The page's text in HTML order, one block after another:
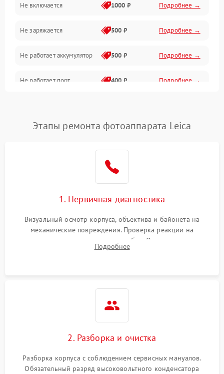
Проблемы с картами памяти
Объективы
Программные сбои
Коммуникации и интерфейсы
Не включается 1000 ₽ Подробнее →
Не заряжается 500 ₽ Подробнее →
Не работает аккумулятор 500 ₽ Подробнее →
Не работает порт 400 ₽ Подробнее →
Этапы ремонта фотоаппарата Leica
1. Первичная диагностика
Визуальный осмотр корпуса, объектива и байонета на
механические повреждения. Проверка реакции на
включение, считывание кодов ошибок. Оценка состояния
матрицы и затвора, проверка работы автофокуса и вспышки.
Подробнее
2. Разборка и очистка
Разборка корпуса с соблюдением сервисных мануалов.
Обязательный разряд высоковольтного конденсатора